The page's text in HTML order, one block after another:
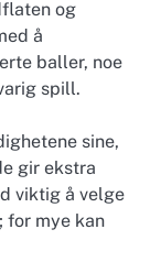
og
å
baller, noe
spill.
sine,
gir ekstra
viktig å velge
for mye kan